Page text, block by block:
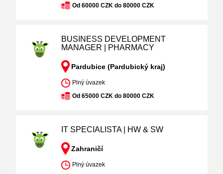
Od 60000 CZK do 80000 CZK
BUSINESS DEVELOPMENT
MANAGER | PHARMACY
Pardubice (Pardubický kraj)
Plný úvazek
Od 65000 CZK do 80000 CZK
IT SPECIALISTA | HW & SW
Zahraničí
Plný úvazek